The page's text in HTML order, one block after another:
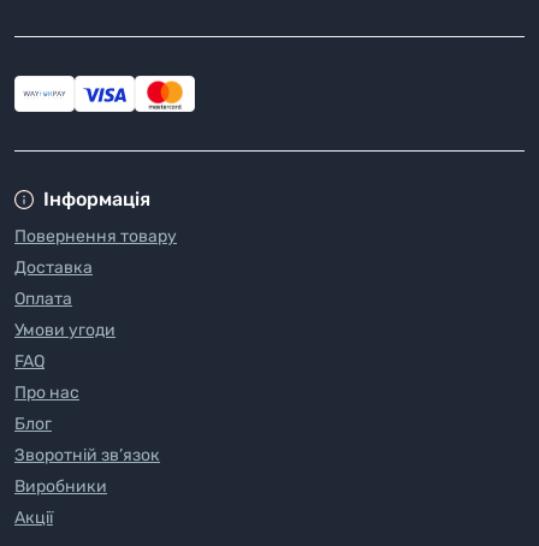
Інформація
Повернення товару
Доставка
Оплата
Умови угоди
FAQ
Про нас
Блог
Зворотній зв’язок
Виробники
Акції